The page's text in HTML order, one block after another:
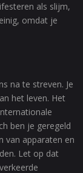
als slijm,
omdat je
na te streven. Je
het leven. Het
ben je geregeld
van apparaten en
Let op dat